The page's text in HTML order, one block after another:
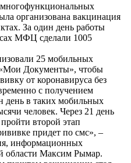
многофункциональных
организована вакцинация
За один день работы
МФЦ сделали 1005
25 мобильных
Документы», чтобы
от коронавируса без
с получением
в таких мобильных
человек. Через 21 день
второй этап
придет по смс», –
информационных
области Максим Рымар.